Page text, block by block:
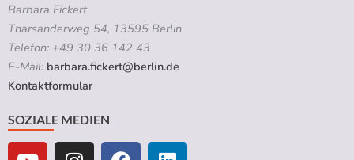
Barbara Fickert
Tharsanderweg 54, 13595 Berlin
Telefon: +49 30 36 142 43
E-Mail: barbara.fickert@berlin.de
Kontaktformular
SOZIALE MEDIEN
Y I F L